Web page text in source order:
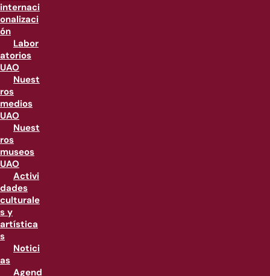
internaci
onalizaci
ón
Labor
atorios
UAO
Nuest
ros
medios
UAO
Nuest
ros
museos
UAO
Activi
dades
culturale
s y
artística
s
Notici
as
Agend